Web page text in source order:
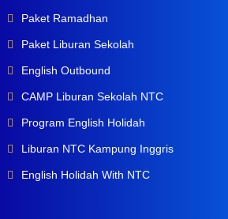
Paket Ramadhan
Paket Liburan Sekolah
English Outbound
CAMP Liburan Sekolah NTC
Program English Holidah
Liburan NTC Kampung Inggris
English Holidah With NTC